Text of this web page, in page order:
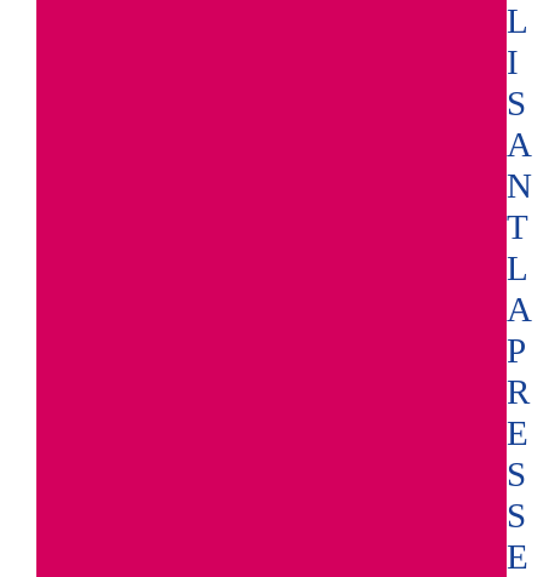
L
I
S
A
N
T
L
A
P
R
E
S
S
E